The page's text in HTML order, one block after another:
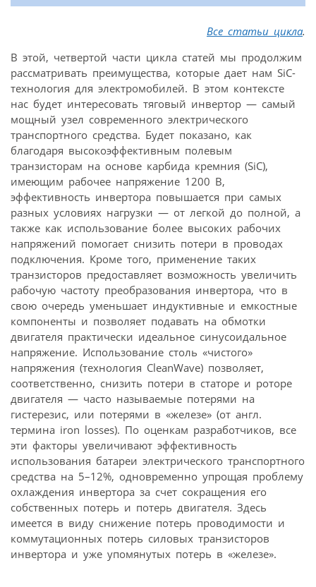
Все статьи цикла.
В этой, четвертой части цикла статей мы продолжим
рассматривать преимущества, которые дает нам SiC-
технология для электромобилей. В этом контексте
нас будет интересовать тяговый инвертор — самый
мощный узел современного электрического
транспортного средства. Будет показано, как
благодаря высокоэффективным полевым
транзисторам на основе карбида кремния (SiC),
имеющим рабочее напряжение 1200 В,
эффективность инвертора повышается при самых
разных условиях нагрузки — от легкой до полной, а
также как использование более высоких рабочих
напряжений помогает снизить потери в проводах
подключения. Кроме того, применение таких
транзисторов предоставляет возможность увеличить
рабочую частоту преобразования инвертора, что в
свою очередь уменьшает индуктивные и емкостные
компоненты и позволяет подавать на обмотки
двигателя практически идеальное синусоидальное
напряжение. Использование столь «чистого»
напряжения (технология CleanWave) позволяет,
соответственно, снизить потери в статоре и роторе
двигателя — часто называемые потерями на
гистерезис, или потерями в «железе» (от англ.
термина iron losses). По оценкам разработчиков, все
эти факторы увеличивают эффективность
использования батареи электрического транспортного
средства на 5–12%, одновременно упрощая проблему
охлаждения инвертора за счет сокращения его
собственных потерь и потерь двигателя. Здесь
имеется в виду снижение потерь проводимости и
коммутационных потерь силовых транзисторов
инвертора и уже упомянутых потерь в «железе».